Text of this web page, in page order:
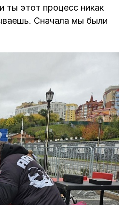
ты этот процесс никак
Сначала мы были